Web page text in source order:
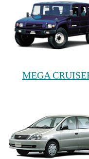
MEGA